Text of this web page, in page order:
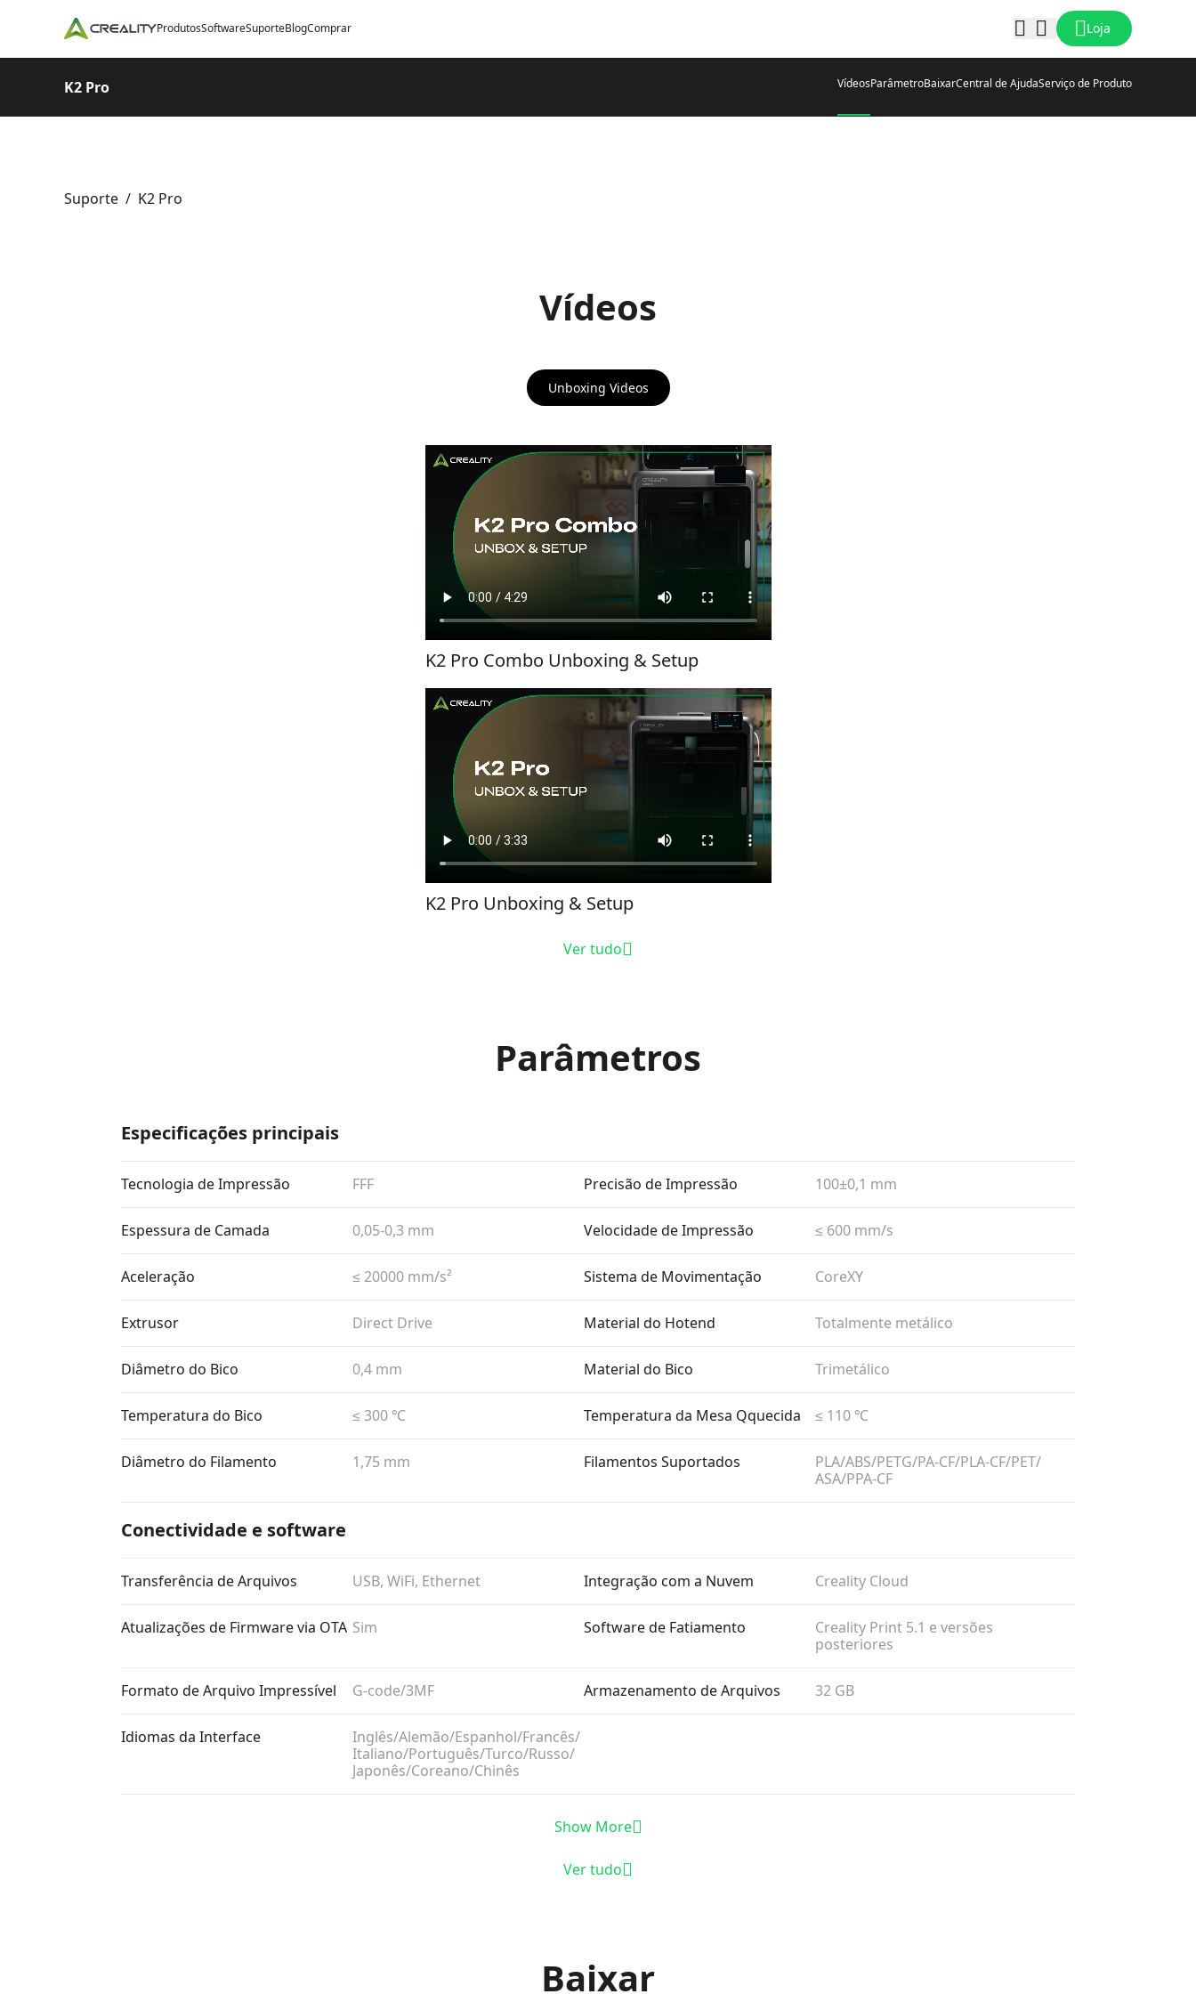
ProdutosSoftwareSuporteBlogComprar Loja
K2 Pro VídeosParâmetroBaixarCentral de AjudaServiço de Produto
Suporte / K2 Pro
Vídeos
Unboxing Videos
K2 Pro Combo Unboxing & Setup
K2 Pro Unboxing & Setup
Ver tudo
Parâmetros
Especificações principais
Tecnologia de Impressão FFF Precisão de Impressão 100±0,1 mm
Espessura de Camada 0,05-0,3 mm Velocidade de Impressão ≤ 600 mm/​s
Aceleração ≤ 20000 mm/​s² Sistema de Movimentação CoreXY
Extrusor Direct Drive Material do Hotend Totalmente metálico
Diâmetro do Bico 0,4 mm Material do Bico Trimetálico
Temperatura do Bico ≤ 300 ℃ Temperatura da Mesa Qquecida ≤ 110 ℃
Diâmetro do Filamento 1,75 mm Filamentos Suportados
PLA/​ABS/​PETG/​PA-CF/​PLA-CF/​PET/​
ASA/​PPA-CF
Conectividade e software
Transferência de Arquivos USB, WiFi, Ethernet Integração com a Nuvem Creality Cloud
Atualizações de Firmware via OTA Sim Software de Fatiamento
Creality Print 5.1 e versões
posteriores
Formato de Arquivo Impressível G-code/​3MF Armazenamento de Arquivos 32 GB
Idiomas da Interface
Inglês/​Alemão/​Espanhol/​Francês/​
Italiano/​Português/​Turco/​Russo/​
Japonês/​Coreano/​Chinês
Show More
Ver tudo
Baixar